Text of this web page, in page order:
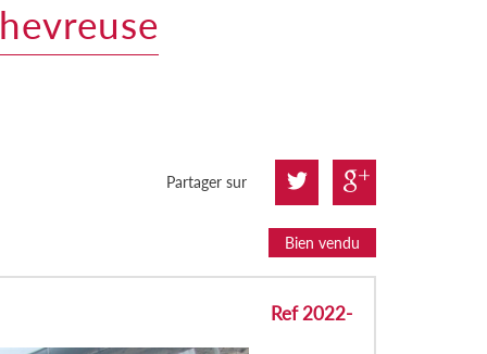
Partager sur
Bien vendu
Ref 2022-